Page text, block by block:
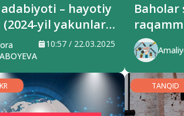
– hayotiy
10:57 / 22.03.2025
Baholar
TANQID